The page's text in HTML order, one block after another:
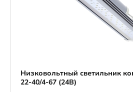
Низковольтный светильник
22-40/4-67 (24В)